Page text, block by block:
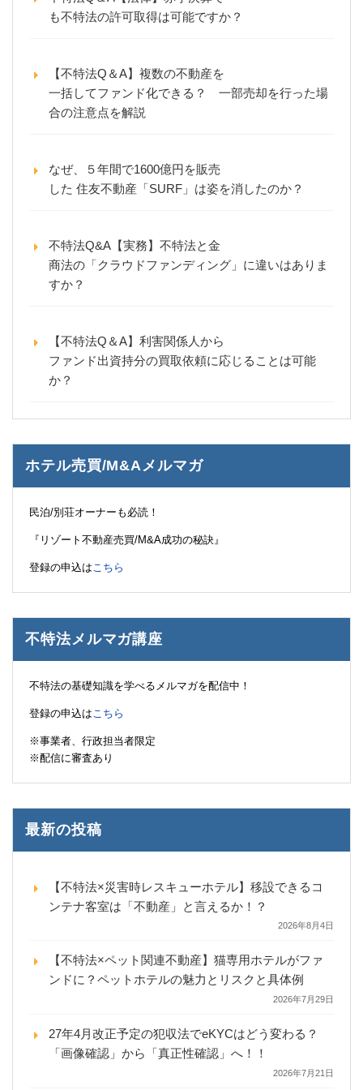
も不特法の許可取得は可能ですか？
【不特法Q＆A】複数の不動産を
一括してファンド化できる？ 一部売却を行った場
合の注意点を解説
なぜ、５年間で1600億円を販売
した 住友不動産「SURF」は姿を消したのか？
不特法Q&A【実務】不特法と金
商法の「クラウドファンディング」に違いはありま
すか？
【不特法Q＆A】利害関係人から
ファンド出資持分の買取依頼に応じることは可能
か？
ホテル売買/M&Aメルマガ
民泊/別荘オーナーも必読！
『リゾート不動産売買/M&A成功の秘訣』
登録の申込は こちら
不特法メルマガ講座
不特法の基礎知識を学べるメルマガを配信中！
登録の申込は こちら
※事業者、行政担当者限定
※配信に審査あり
最新の投稿
【不特法×災害時レスキューホテル】移設できるコ
ンテナ客室は「不動産」と言えるか！？
2026年8月4日
【不特法×ペット関連不動産】猫専用ホテルがファ
ンドに？ペットホテルの魅力とリスクと具体例
2026年7月29日
27年4月改正予定の犯収法でeKYCはどう変わる？
「画像確認」から「真正性確認」へ！！
2026年7月21日